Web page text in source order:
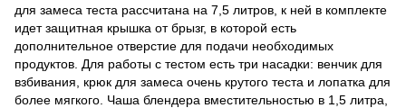
для замеса теста рассчитана на 7,5 литров, к ней в комплекте
идет защитная крышка от брызг, в которой есть
дополнительное отверстие для подачи необходимых
продуктов. Для работы с тестом есть три насадки: венчик для
взбивания, крюк для замеса очень крутого теста и лопатка для
более мягкого. Чаша блендера вместительностью в 1,5 литра,